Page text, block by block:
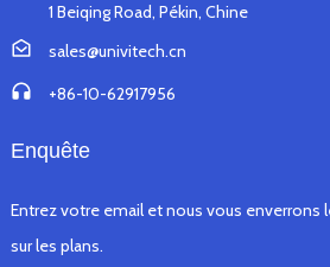
1 Beiqing Road, Pékin, Chine
sales@univitech.cn
+86-10-62917956
Enquête
Entrez votre email et nous vous enverrons
sur les plans.